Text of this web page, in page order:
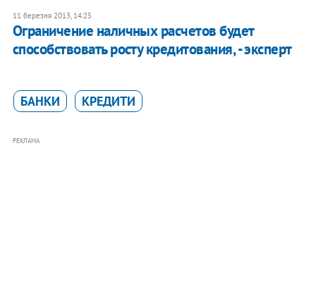
11 березня 2013, 14:25
Ограничение наличных расчетов будет
способствовать росту кредитования, - эксперт
БАНКИ КРЕДИТИ
РЕКЛАМА